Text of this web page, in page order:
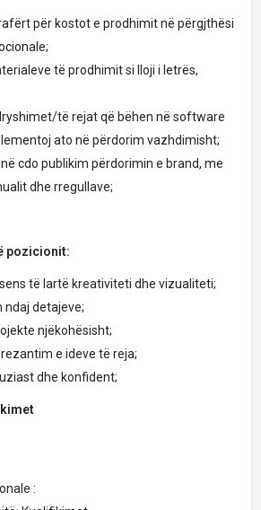
për kostot e prodhimit në përgjthësi
të prodhimit si lloji i letrës,
të rejat që bëhen në software
ato në përdorim vazhdimisht;
cdo publikim përdorimin e brand, me
dhe rregullave;
pozicionit:
të lartë kreativiteti dhe vizualiteti;
ndaj detajeve;
njëkohësisht;
e ideve të reja;
dhe konfident;
: